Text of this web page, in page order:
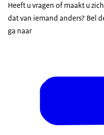
Heeft u vragen of maakt u
dat van iemand anders? Bel
ga naar